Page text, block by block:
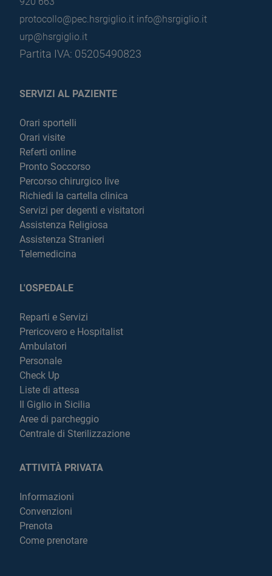
protocollo@pec.hsrgiglio.it info@hsrgiglio.it
urp@hsrgiglio.it
Partita IVA: 05205490823
SERVIZI AL PAZIENTE
Orari sportelli
Orari visite
Referti online
Pronto Soccorso
Percorso chirurgico live
Richiedi la cartella clinica
Servizi per degenti e visitatori
Assistenza Religiosa
Assistenza Stranieri
Telemedicina
L'OSPEDALE
Reparti e Servizi
Prericovero e Hospitalist
Ambulatori
Personale
Check Up
Liste di attesa
Il Giglio in Sicilia
Aree di parcheggio
Centrale di Sterilizzazione
ATTIVITÀ PRIVATA
Informazioni
Convenzioni
Prenota
Come prenotare